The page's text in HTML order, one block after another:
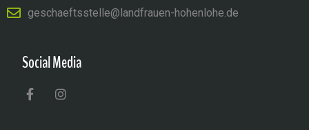
geschaeftsstelle@landfrauen-hohenlohe.de
Social Media